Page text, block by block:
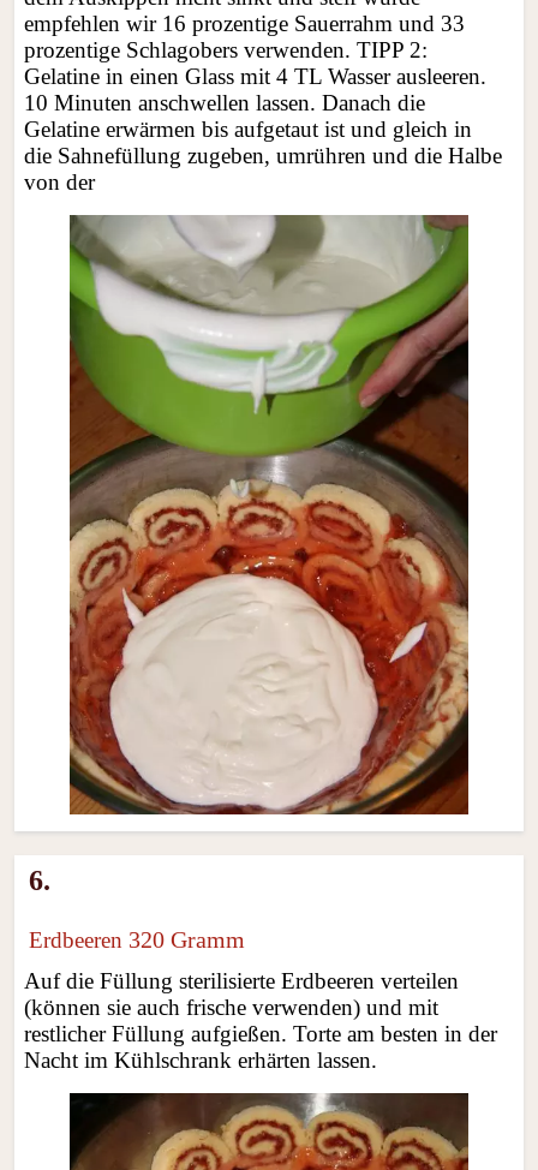
empfehlen wir 16 prozentige Sauerrahm und 33
prozentige Schlagobers verwenden. TIPP 2:
Gelatine in einen Glass mit 4 TL Wasser ausleeren.
10 Minuten anschwellen lassen. Danach die
Gelatine erwärmen bis aufgetaut ist und gleich in
die Sahnefüllung zugeben, umrühren und die Halbe
von der
6.
Erdbeeren 320 Gramm
Auf die Füllung sterilisierte Erdbeeren verteilen
(können sie auch frische verwenden) und mit
restlicher Füllung aufgießen. Torte am besten in der
Nacht im Kühlschrank erhärten lassen.